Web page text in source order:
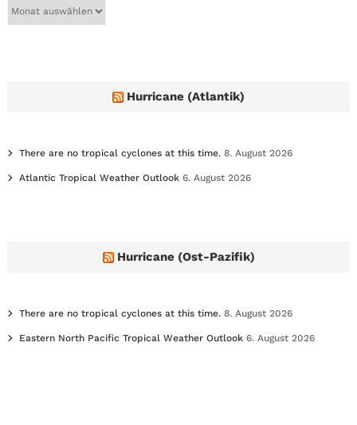
Hurricane (Atlantik)
There are no tropical cyclones at this time. 8. August 2026
Atlantic Tropical Weather Outlook 6. August 2026
Hurricane (Ost-Pazifik)
There are no tropical cyclones at this time. 8. August 2026
Eastern North Pacific Tropical Weather Outlook 6. August 2026